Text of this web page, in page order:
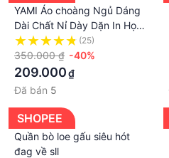
YAMI Áo choàng Ngủ Dáng
Dài Chất Nỉ Dày Dặn In Họa
Tiết Chú Gấu Dễ Thương
Thời Trang Cho Nữ
(25)
350.000 ₫ -40%
209.000₫
Đã bán 5
SHOPEE
Quần bò loe gấu siêu hót
đag về sll